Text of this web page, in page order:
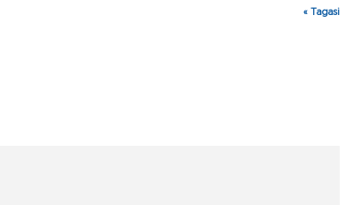
« Tagasi